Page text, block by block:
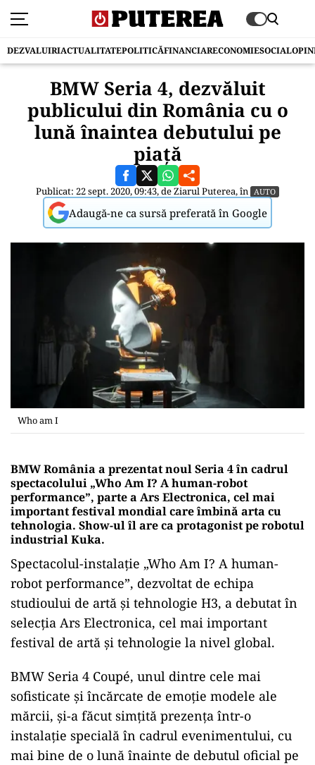
DEZVALUIRIACTUALITATEPOLITICĂFINANCIARECONOMIESOCIAL
BMW Seria 4, dezvăluit
publicului din România cu o
lună înaintea debutului pe
piață
Publicat: 22 sept. 2020, 09:43, deZiarul Puterea, în AUTO
Adaugă-ne ca sursă preferată în Google
Who am I
BMW România a prezentat noul Seria 4 în cadrul
spectacolului „Who Am I? A human-robot
performance”, parte a Ars Electronica, cel mai
important festival mondial care îmbină arta cu
tehnologia. Show-ul îl are ca protagonist pe robotul
industrial Kuka.
Spectacolul-instalație „Who Am I? A human-
robot performance”, dezvoltat de echipa
studioului de artă și tehnologie H3, a debutat în
selecţia Ars Electronica, cel mai important
festival de artă şi tehnologie la nivel global.
BMW Seria 4 Coupé, unul dintre cele mai
sofisticate şi încărcate de emoţie modele ale
mărcii, şi-a făcut simţită prezenţa într-o
instalaţie specială în cadrul evenimentului, cu
mai bine de o lună înainte de debutul oficial pe